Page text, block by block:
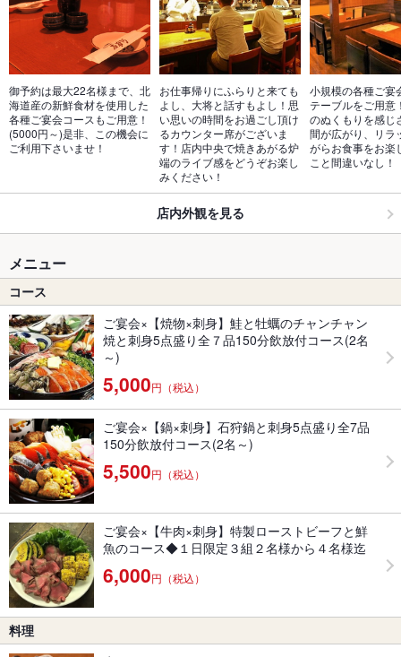
御予約は最大22名様まで、北
海道産の新鮮食材を使用した
各種ご宴会コースもご用意！
(5000円～)是非、この機会に
ご利用下さいませ！
お仕事帰りにふらりと来ても
よし、大将と話すもよし！思
い思いの時間をお過ごし頂け
るカウンター席がございま
す！店内中央で焼きあがる炉
端のライブ感をどうぞお楽し
みください！
小規模の各種ご宴
テーブルをご用意
のぬくもりを感じ
間が広がり、リラ
がらお食事をお楽
こと間違いなし！
店内外観を見る
メニュー
コース
ご宴会×【焼物×刺身】鮭と牡蠣のチャンチャン
焼と刺身5点盛り全７品150分飲放付コース(2名
～)
5,000円（税込）
ご宴会×【鍋×刺身】石狩鍋と刺身5点盛り全7品
150分飲放付コース(2名～)
5,500円（税込）
ご宴会×【牛肉×刺身】特製ローストビーフと鮮
魚のコース◆１日限定３組２名様から４名様迄
6,000円（税込）
料理